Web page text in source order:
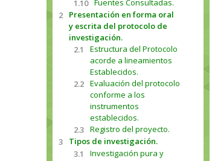
1.10 Fuentes Consultadas.
2
Presentación en forma oral
y escrita del protocolo de
investigación.
2.1
Estructura del Protocolo
acorde a lineamientos
Establecidos.
2.2 Evaluación del protocolo
conforme a los
instrumentos
establecidos.
2.3 Registro del proyecto.
3
Tipos de investigación.
3.1
Investigación pura y